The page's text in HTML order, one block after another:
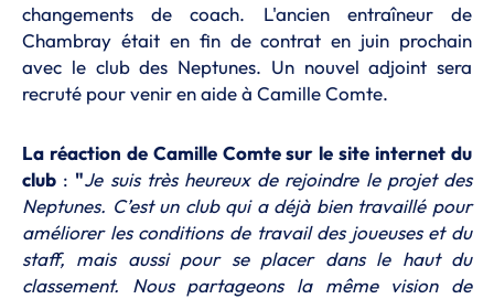
changements de coach. L'ancien entraîneur de
Chambray était en fin de contrat en juin prochain
avec le club des Neptunes. Un nouvel adjoint sera
recruté pour venir en aide à Camille Comte.
La réaction de Camille Comte sur le site internet du
club : "Je suis très heureux de rejoindre le projet des
Neptunes. C’est un club qui a déjà bien travaillé pour
améliorer les conditions de travail des joueuses et du
staff, mais aussi pour se placer dans le haut du
classement. Nous partageons la même vision de